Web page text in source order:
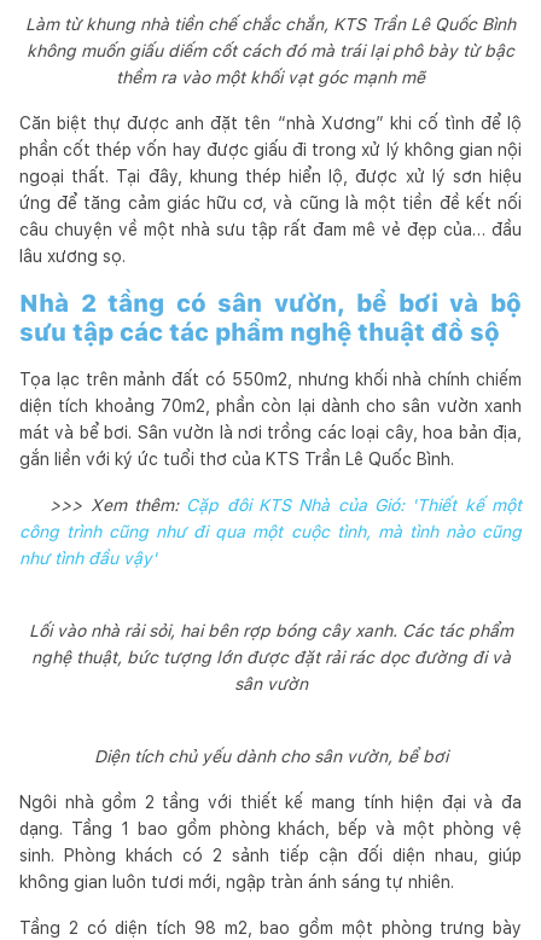
Làm từ khung nhà tiền chế chắc chắn, KTS Trần Lê Quốc Bình
không muốn giấu diếm cốt cách đó mà trái lại phô bày từ bậc
thềm ra vào một khối vạt góc mạnh mẽ
Căn biệt thự được anh đặt tên “nhà Xương” khi cố tình để lộ
phần cốt thép vốn hay được giấu đi trong xử lý không gian nội
ngoại thất. Tại đây, khung thép hiển lộ, được xử lý sơn hiệu
ứng để tăng cảm giác hữu cơ, và cũng là một tiền đề kết nối
câu chuyện về một nhà sưu tập rất đam mê vẻ đẹp của… đầu
lâu xương sọ.
Nhà 2 tầng có sân vườn, bể bơi và bộ
sưu tập các tác phẩm nghệ thuật đồ sộ
Tọa lạc trên mảnh đất có 550m2, nhưng khối nhà chính chiếm
diện tích khoảng 70m2, phần còn lại dành cho sân vườn xanh
mát và bể bơi. Sân vườn là nơi trồng các loại cây, hoa bản địa,
gắn liền với ký ức tuổi thơ của KTS Trần Lê Quốc Bình.
>>> Xem thêm: Cặp đôi KTS Nhà của Gió: 'Thiết kế một
công trình cũng như đi qua một cuộc tình, mà tình nào cũng
như tình đầu vậy'
Lối vào nhà rải sỏi, hai bên rợp bóng cây xanh. Các tác phẩm
nghệ thuật, bức tượng lớn được đặt rải rác dọc đường đi và
sân vườn
Diện tích chủ yếu dành cho sân vườn, bể bơi
Ngôi nhà gồm 2 tầng với thiết kế mang tính hiện đại và đa
dạng. Tầng 1 bao gồm phòng khách, bếp và một phòng vệ
sinh. Phòng khách có 2 sảnh tiếp cận đối diện nhau, giúp
không gian luôn tươi mới, ngập tràn ánh sáng tự nhiên.
Tầng 2 có diện tích 98 m2, bao gồm một phòng trưng bày